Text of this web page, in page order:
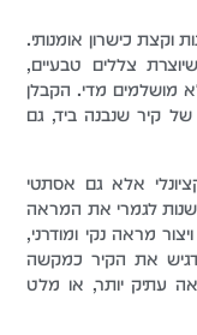
כישרון אומנותי.
צללים טבעיים,
מושלמים מדי. הקבלן
של קיר שנבנה ביד, גם
אלא גם אסתטי
לגמרי את המראה
מראה נקי ומודרני,
את הקיר כמקשה
עתיק יותר, או מלט